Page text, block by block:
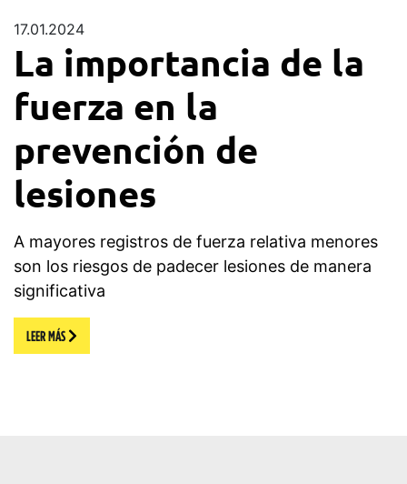
17.01.2024
La importancia de la
fuerza en la
prevención de
lesiones
A mayores registros de fuerza relativa menores
son los riesgos de padecer lesiones de manera
significativa
LEER MÁS